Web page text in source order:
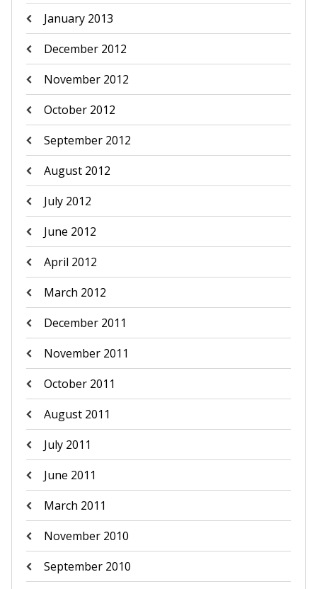
January 2013
December 2012
November 2012
October 2012
September 2012
August 2012
July 2012
June 2012
April 2012
March 2012
December 2011
November 2011
October 2011
August 2011
July 2011
June 2011
March 2011
November 2010
September 2010